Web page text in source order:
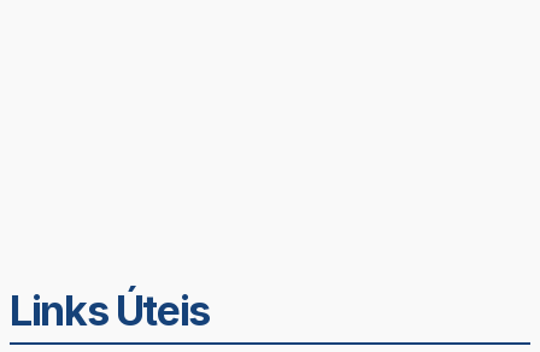
Links Úteis